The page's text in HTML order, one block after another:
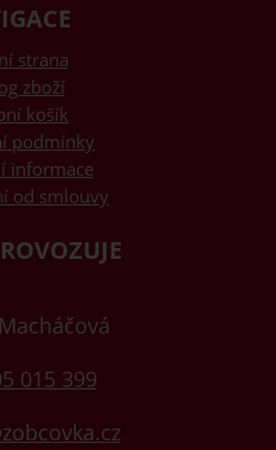
strana
zboží
košík
podmínky
informace
od smlouvy
015 399